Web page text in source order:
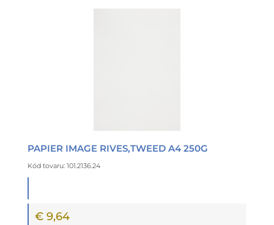
PAPIER IMAGE RIVES,TWEED A4 250G
Kód tovaru: 101.2136.24
€ 9,64